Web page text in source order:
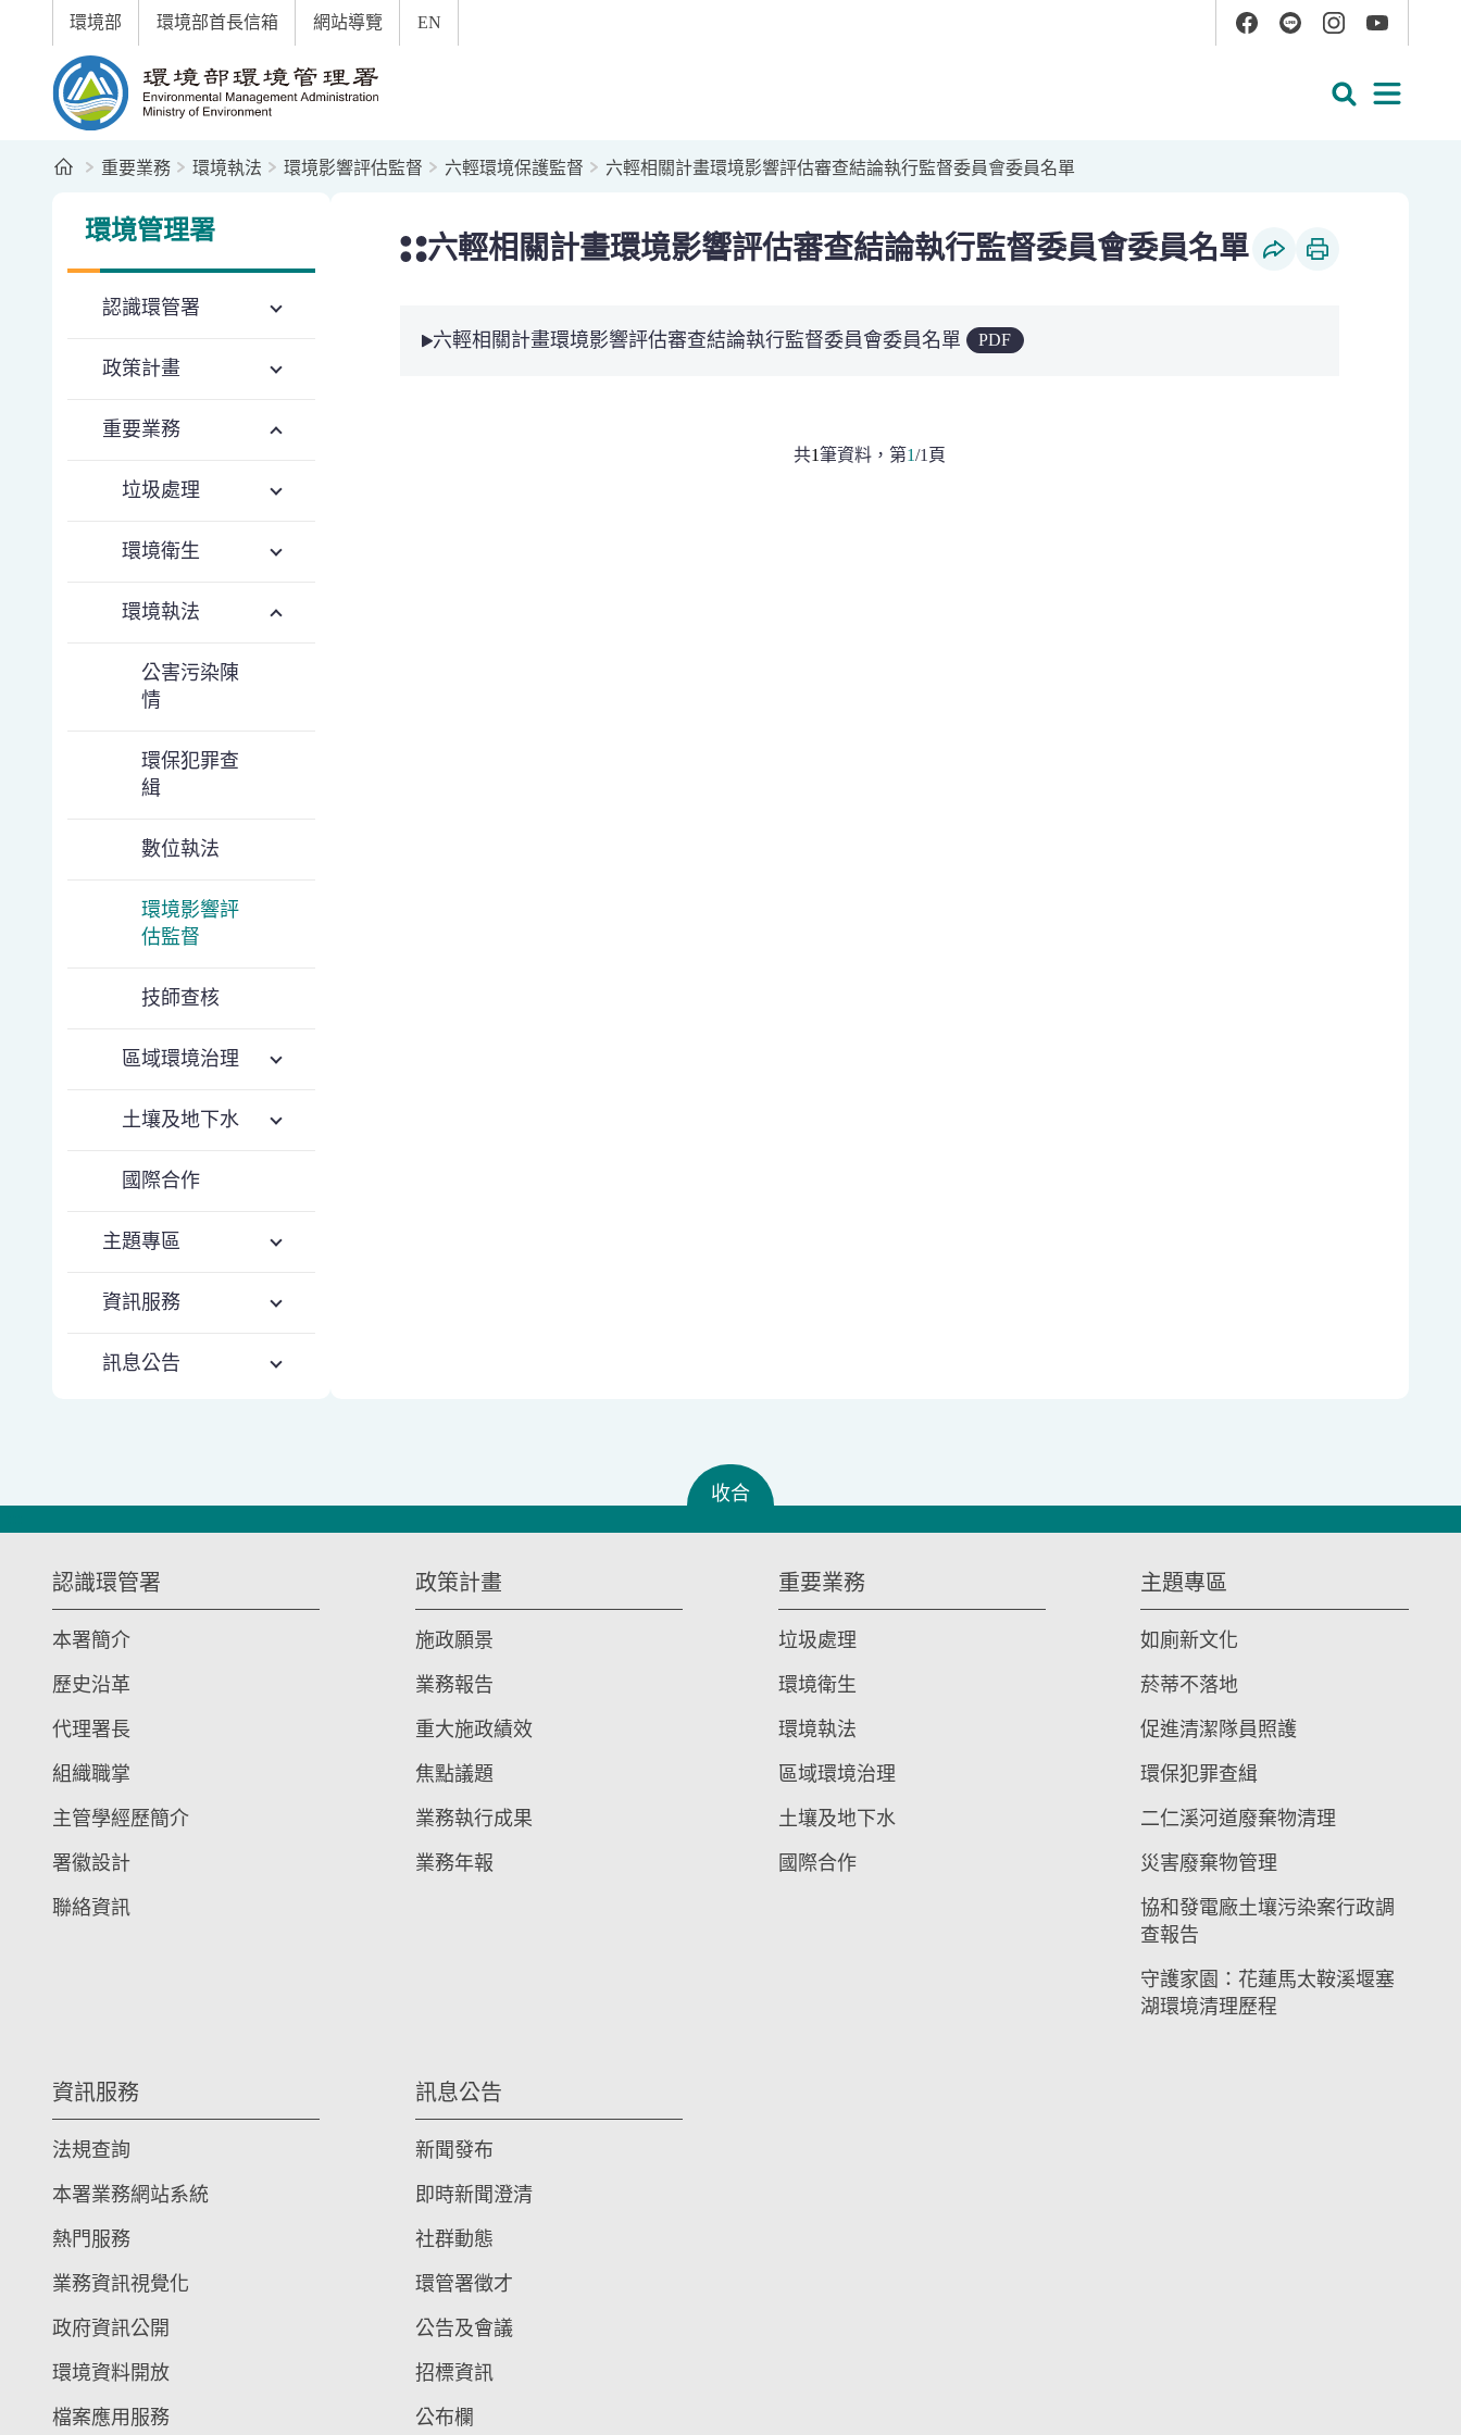
跳到主要內容區塊
環境部 環境部首長信箱 網站導覽
EN
YouTube
首頁重要業務 環境執法 環境影響評估監督 六輕環境保護監督 六輕相關計畫環境影響評估審查結論執行監督委員會委員名單
環境管理署
認識環管署
政策計畫
重要業務
垃圾處理
環境衛生
環境執法
公害污染陳
情
環保犯罪查
緝
數位執法
環境影響評
估監督
技師查核
區域環境治理
土壤及地下水
國際合作
主題專區
資訊服務
訊息公告
六輕相關計畫環境影響評估審查結論執行監督委員會委員名單
六輕相關計畫環境影響評估審查結論執行監督委員會委員名單 PDF
共1筆資料， 第1/1 頁
收合
認識環管署
本署簡介
歷史沿革
代理署長
組織職掌
主管學經歷簡介
署徽設計
聯絡資訊
政策計畫
施政願景
業務報告
重大施政績效
焦點議題
業務執行成果
業務年報
重要業務
垃圾處理
環境衛生
環境執法
區域環境治理
土壤及地下水
國際合作
主題專區
如廁新文化
菸蒂不落地
促進清潔隊員照護
環保犯罪查緝
二仁溪河道廢棄物清理
災害廢棄物管理
協和發電廠土壤污染案行政調
查報告
守護家園：花蓮馬太鞍溪堰塞
湖環境清理歷程
資訊服務
法規查詢
本署業務網站系統
熱門服務
業務資訊視覺化
政府資訊公開
環境資料開放
檔案應用服務
訊息公告
新聞發布
即時新聞澄清
社群動態
環管署徵才
公告及會議
招標資訊
公布欄